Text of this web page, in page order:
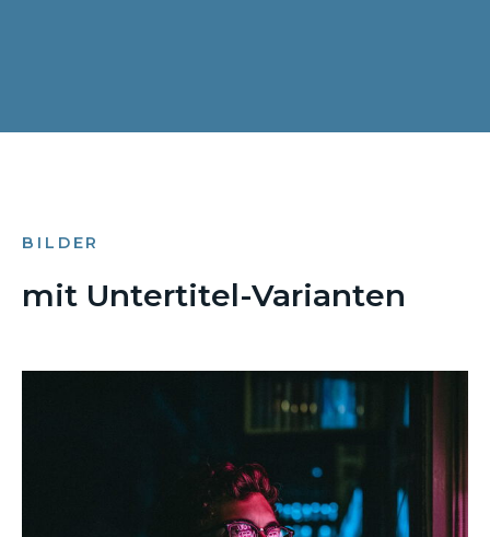
BILDER
mit Untertitel-Varianten